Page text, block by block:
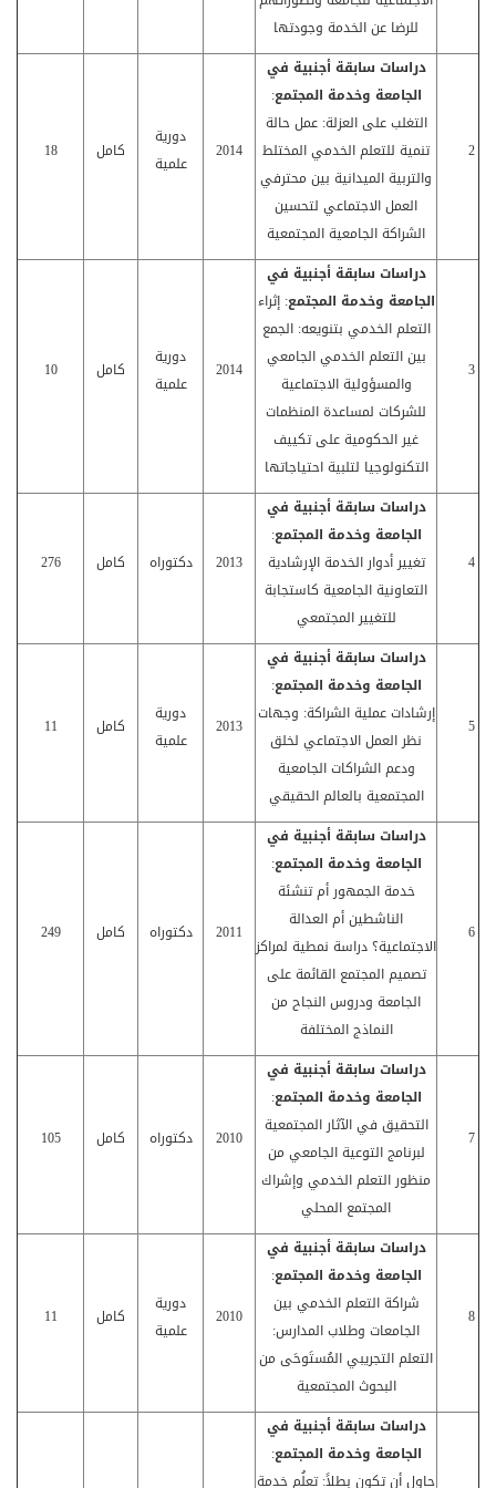
للرضا عن الخدمة وجودتها
2
دراسات سابقة أجنبية في
الجامعة وخدمة المجتمع:
التغلب على العزلة: عمل حالة
تنمية للتعلم الخدمي المختلط
والتربية الميدانية بين محترفي
العمل الاجتماعي لتحسين
الشراكة الجامعية المجتمعية
2014
دورية
علمية
كامل 18
3
دراسات سابقة أجنبية في
الجامعة وخدمة المجتمع: إثراء
التعلم الخدمي بتنويعه: الجمع
بين التعلم الخدمي الجامعي
والمسؤولية الاجتماعية
للشركات لمساعدة المنظمات
غير الحكومية على تكييف
التكنولوجيا لتلبية احتياجاتها
2014
دورية
علمية
كامل 10
4
دراسات سابقة أجنبية في
الجامعة وخدمة المجتمع:
تغيير أدوار الخدمة الإرشادية
التعاونية الجامعية كاستجابة
للتغيير المجتمعي
2013 دكتوراه كامل 276
5
دراسات سابقة أجنبية في
الجامعة وخدمة المجتمع:
إرشادات عملية الشراكة: وجهات
نظر العمل الاجتماعي لخلق
ودعم الشراكات الجامعية
المجتمعية بالعالم الحقيقي
2013
دورية
علمية
كامل 11
6
دراسات سابقة أجنبية في
الجامعة وخدمة المجتمع:
خدمة الجمهور أم تنشئة
الناشطين أم العدالة
الاجتماعية؟ دراسة نمطية لمراكز
تصميم المجتمع القائمة على
الجامعة ودروس النجاح من
النماذج المختلفة
2011 دكتوراه كامل 249
7
دراسات سابقة أجنبية في
الجامعة وخدمة المجتمع:
التحقيق في الآثار المجتمعية
لبرنامج التوعية الجامعي من
منظور التعلم الخدمي وإشراك
المجتمع المحلي
2010 دكتوراه كامل 105
8
دراسات سابقة أجنبية في
الجامعة وخدمة المجتمع:
شراكة التعلم الخدمي بين
الجامعات وطلاب المدارس:
التعلم التجريبي المُستَوحَى من
البحوث المجتمعية
2010
دورية
علمية
كامل 11
دراسات سابقة أجنبية في
الجامعة وخدمة المجتمع:
حاول أن تكون بطلاً: تعلُم خدمة